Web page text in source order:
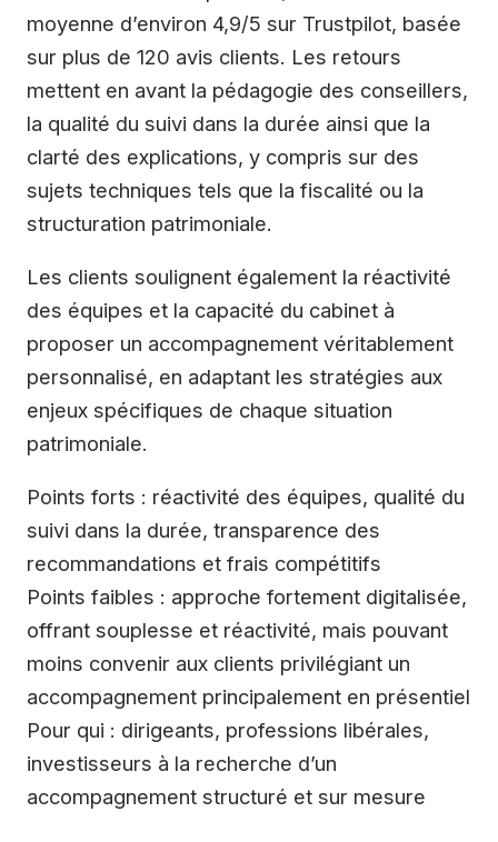
moyenne d’environ 4,9/5 sur Trustpilot, basée
sur plus de 120 avis clients. Les retours
mettent en avant la pédagogie des conseillers,
la qualité du suivi dans la durée ainsi que la
clarté des explications, y compris sur des
sujets techniques tels que la fiscalité ou la
structuration patrimoniale.
Les clients soulignent également la réactivité
des équipes et la capacité du cabinet à
proposer un accompagnement véritablement
personnalisé, en adaptant les stratégies aux
enjeux spécifiques de chaque situation
patrimoniale.
Points forts : réactivité des équipes, qualité du
suivi dans la durée, transparence des
recommandations et frais compétitifs
Points faibles : approche fortement digitalisée,
offrant souplesse et réactivité, mais pouvant
moins convenir aux clients privilégiant un
accompagnement principalement en présentiel
Pour qui : dirigeants, professions libérales,
investisseurs à la recherche d’un
accompagnement structuré et sur mesure